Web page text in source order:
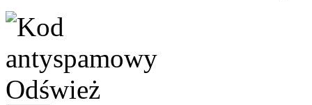
Odśwież